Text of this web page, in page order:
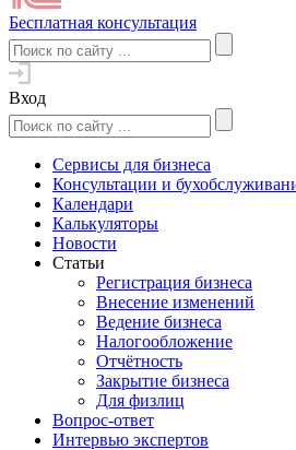
Бесплатная консультация
Вход
Сервисы для бизнеса
Консультации и
Календари
Калькуляторы
Новости
Статьи
Регистрация бизнеса
Внесение изменений
Ведение бизнеса
Налогообложение
Отчётность
Закрытие бизнеса
Для физлиц
Вопрос-ответ
Интервью экспертов